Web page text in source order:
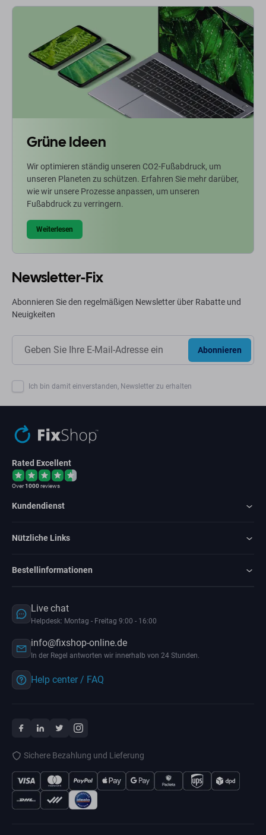
Grüne Ideen
Wir optimieren ständig unseren CO2-Fußabdruck, um
unseren Planeten zu schützen. Erfahren Sie mehr darüber,
wie wir unsere Prozesse anpassen, um unseren
Fußabdruck zu verringern.
Weiterlesen
Newsletter-Fix
Abonnieren Sie den regelmäßigen Newsletter über Rabatte und
Neuigkeiten
Abonnieren
Ich bin damit einverstanden, Newsletter zu erhalten
Rated Excellent
Over1000reviews
Kundendienst
Nützliche Links
Bestellinformationen
Live chat
Helpdesk: Montag - Freitag 9:00 - 16:00
info@fixshop-online.de
In der Regel antworten wir innerhalb von 24 Stunden.
Help center / FAQ
Sichere Bezahlung und Lieferung